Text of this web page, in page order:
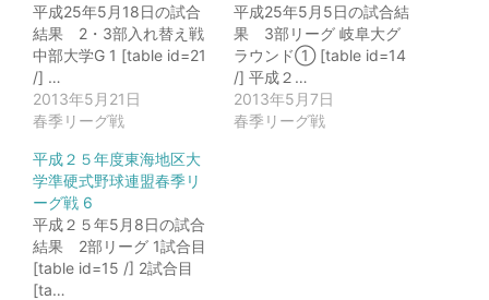
平成25年5月18日の試合
結果 2・3部入れ替え戦
中部大学G 1 [table id=21
/] …
2013年5月21日
春季リーグ戦
平成25年5月5日の試合結
果 3部リーグ 岐阜大グ
ラウンド① [table id=14
/] 平成２…
2013年5月7日
春季リーグ戦
平成２５年度東海地区大
学準硬式野球連盟春季リ
ーグ戦 6
平成２５年5月8日の試合
結果 2部リーグ 1試合目
[table id=15 /] 2試合目
[ta…